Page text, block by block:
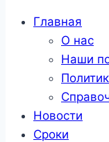
Главная
О нас
Наши
Новости
Сроки